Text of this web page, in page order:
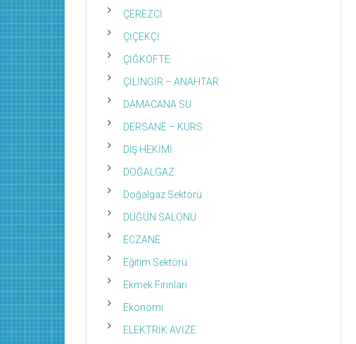
ÇEREZCİ
ÇİÇEKÇİ
ÇİĞKÖFTE
ÇİLİNGİR – ANAHTAR
DAMACANA SU
DERSANE – KURS
DIŞ HEKİMİ
DOĞALGAZ
Doğalgaz Sektörü
DÜĞÜN SALONU
ECZANE
Eğitim Sektörü
Ekmek Fırınları
Ekonomi
ELEKTRİK AVİZE